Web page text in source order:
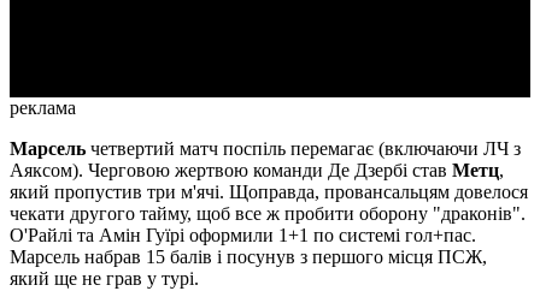
реклама
Марсель четвертий матч поспіль перемагає (включаючи ЛЧ з
Аяксом). Черговою жертвою команди Де Дзербі став Метц,
який пропустив три м'ячі. Щоправда, провансальцям довелося
чекати другого тайму, щоб все ж пробити оборону "драконів".
О'Райлі та Амін Гуїрі оформили 1+1 по системі гол+пас.
Марсель набрав 15 балів і посунув з першого місця ПСЖ,
який ще не грав у турі.